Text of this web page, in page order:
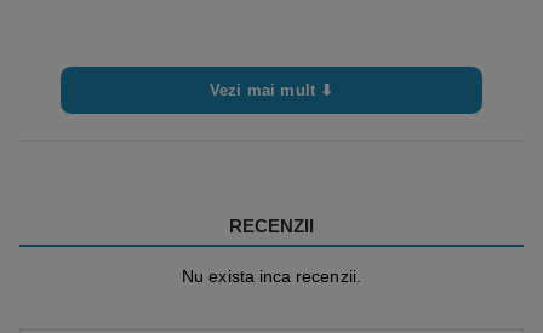
Vezi mai mult ⬇
RECENZII
Nu exista inca recenzii.